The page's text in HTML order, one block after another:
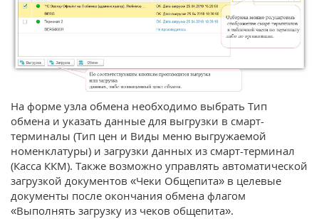
На форме узла обмена необходимо выбрать Тип
обмена и указать данные для выгрузки в смарт-
терминалы (Тип цен и Виды меню выгружаемой
номенклатуры) и загрузки данных из смарт-терминал
(Касса ККМ). Также возможно управлять автоматической
загрузкой документов «Чеки Общепита» в целевые
документы после окончания обмена флагом
«Выполнять загрузку из чеков общепита».